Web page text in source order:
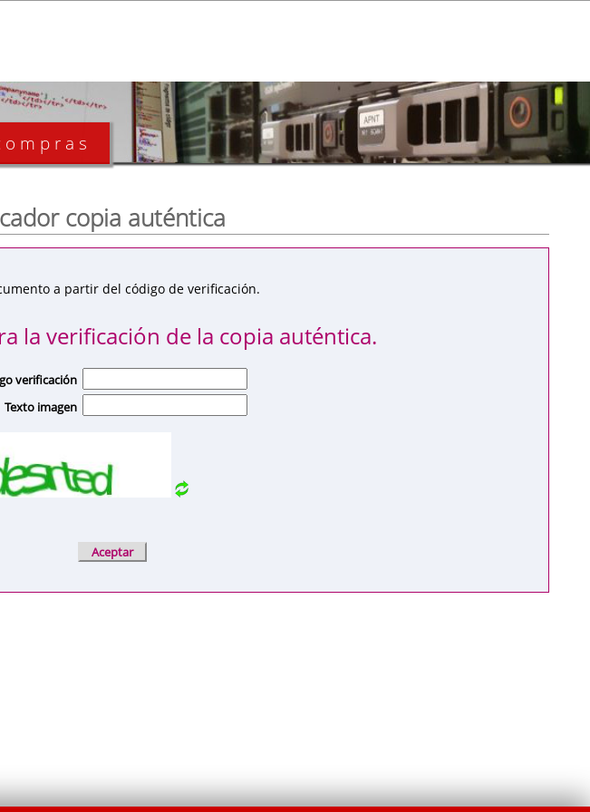
copia auténtica
a partir del código de verificación.
la verificación de la copia auténtica.
verificación
Texto imagen